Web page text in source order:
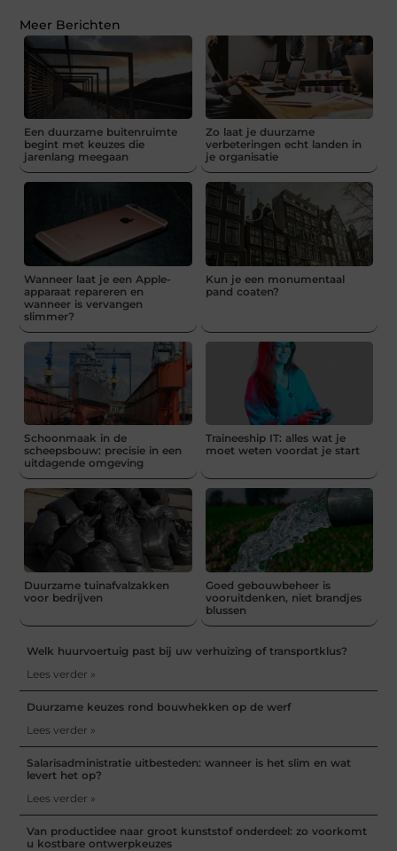
Meer Berichten
Een duurzame buitenruimte
begint met keuzes die
jarenlang meegaan
Zo laat je duurzame
verbeteringen echt landen in
je organisatie
Wanneer laat je een Apple-
apparaat repareren en
wanneer is vervangen
slimmer?
Kun je een monumentaal
pand coaten?
Schoonmaak in de
scheepsbouw: precisie in een
uitdagende omgeving
Traineeship IT: alles wat je
moet weten voordat je start
Duurzame tuinafvalzakken
voor bedrijven
Goed gebouwbeheer is
vooruitdenken, niet brandjes
blussen
Welk huurvoertuig past bij uw verhuizing of transportklus?
Lees verder »
Duurzame keuzes rond bouwhekken op de werf
Lees verder »
Salarisadministratie uitbesteden: wanneer is het slim en wat
levert het op?
Lees verder »
Van productidee naar groot kunststof onderdeel: zo voorkomt
u kostbare ontwerpkeuzes